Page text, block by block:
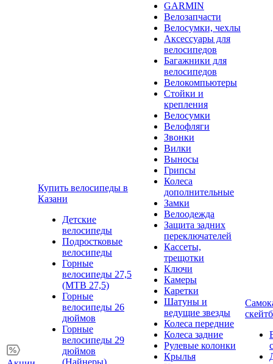
Купить велосипеды в
Казани
Детские
велосипеды
Подростковые
велосипеды
Горные
велосипеды 27,5
(MTB 27,5)
Горные
велосипеды 26
дюймов
Горные
велосипеды 29
дюймов
(Найнеры)
GARMIN
Велозапчасти
Велосумки, чехлы
Аксессуары для
велосипедов
Багажники для
велосипедов
Велокомпьютеры
Стойки и
крепления
Велосумки
Велофляги
Звонки
Вилки
Выносы
Грипсы
Колеса
дополнительные
Замки
Велоодежда
Защита задних
переключателей
Кассеты,
трещотки
Ключи
Камеры
Каретки
Шатуны и
ведущие звезды
Колеса передние
Колеса задние
Рулевые колонки
Крылья